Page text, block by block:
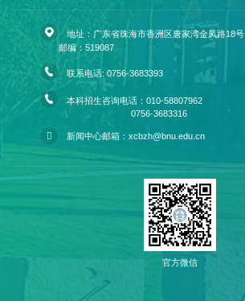
地址：广东省珠海市香洲区唐家湾金凤路18号
邮编：519087
联系电话: 0756-3683393
本科招生咨询电话：010-58807962
0756-3683316
新闻中心邮箱：xcbzh@bnu.edu.cn
官方微信